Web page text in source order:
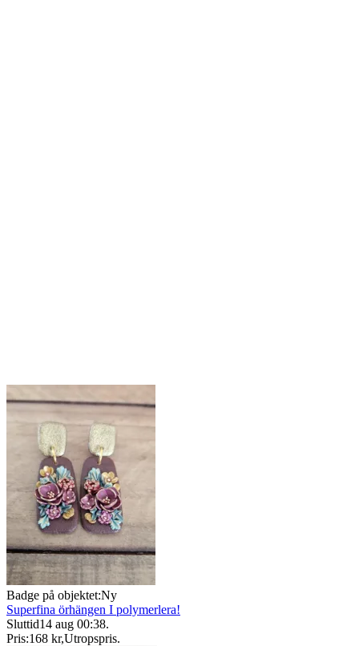
Badge på objektet:Ny
Superfina örhängen I polymerlera!
Sluttid14 aug 00:38.
Pris:168 kr,Utropspris.